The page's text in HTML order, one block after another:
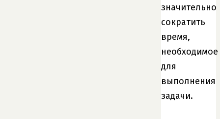
значительно
сократить
время,
необходимое
для
выполнения
задачи.